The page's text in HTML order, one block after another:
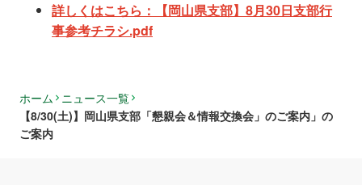
詳しくはこちら：【岡山県支部】8月30日支部行
事参考チラシ.pdf
ホーム ニュース一覧
【8/30(土)】岡山県支部「懇親会＆情報交換会」のご案内」の
ご案内